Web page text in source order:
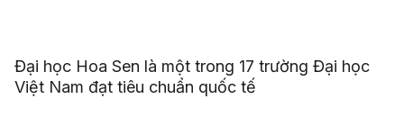
Đại học Hoa Sen là một trong 17 trường Đại học
Việt Nam đạt tiêu chuẩn quốc tế